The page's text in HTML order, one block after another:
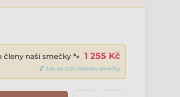
členy naší smečky 🐾 1 255 Kč
🔓 Jak se stát členem smečky